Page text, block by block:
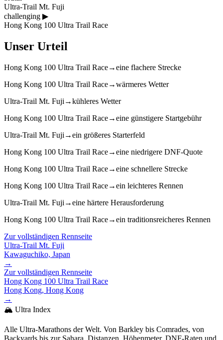
Ultra-Trail Mt. Fuji
challenging ▶
Hong Kong 100 Ultra Trail Race
Unser Urteil
Hong Kong 100 Ultra Trail Race→eine flachere Strecke
Hong Kong 100 Ultra Trail Race→wärmeres Wetter
Ultra-Trail Mt. Fuji →kühleres Wetter
Hong Kong 100 Ultra Trail Race→eine günstigere Startgebühr
Ultra-Trail Mt. Fuji →ein größeres Starterfeld
Hong Kong 100 Ultra Trail Race→eine niedrigere DNF-Quote
Hong Kong 100 Ultra Trail Race→eine schnellere Strecke
Hong Kong 100 Ultra Trail Race→ein leichteres Rennen
Ultra-Trail Mt. Fuji →eine härtere Herausforderung
Hong Kong 100 Ultra Trail Race→ein traditionsreicheres Rennen
Zur vollständigen Rennseite
Ultra-Trail Mt. Fuji
Kawaguchiko, Japan
→
Zur vollständigen Rennseite
Hong Kong 100 Ultra Trail Race
Hong Kong, Hong Kong
→
🏔️ Ultra Index
Alle Ultra-Marathons der Welt. Von Barkley bis Comrades, von
Backyards bis zur Sahara. Distanzen, Höhenmeter, DNF-Raten und